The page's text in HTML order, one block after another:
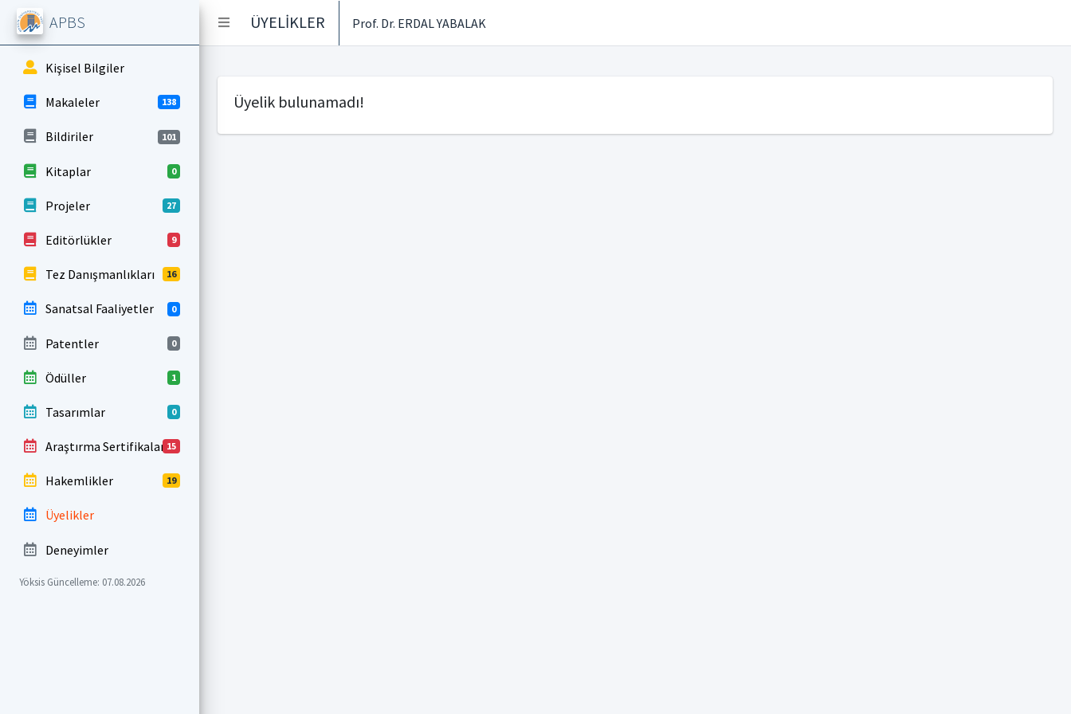
ÜYELİKLER Prof. Dr. ERDAL YABALAK
APBS
Kişisel Bilgiler
Makaleler 138
Bildiriler 101
Kitaplar 0
Projeler 27
Editörlükler 9
Tez Danışmanlıkları 16
Sanatsal Faaliyetler 0
Patentler 0
Ödüller 1
Tasarımlar 0
Araştırma Sertifikaları15
Hakemlikler 19
Üyelikler
Deneyimler
Yöksis Güncelleme: 07.08.2026
Üyelik bulunamadı!